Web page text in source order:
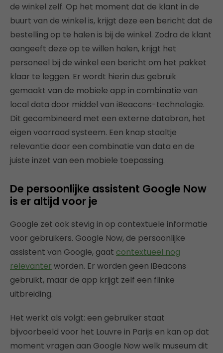
de winkel zelf. Op het moment dat de klant in de
buurt van de winkel is, krijgt deze een bericht dat de
bestelling op te halen is bij de winkel. Zodra de klant
aangeeft deze op te willen halen, krijgt het
personeel bij de winkel een bericht om het pakket
klaar te leggen. Er wordt hierin dus gebruik
gemaakt van de mobiele app in combinatie van
local data door middel van iBeacons-technologie.
Dit gecombineerd met een externe databron, het
eigen voorraad systeem. Een knap staaltje
relevantie door een combinatie van data en de
juiste inzet van een mobiele toepassing.
De persoonlijke assistent Google Now
is er altijd voor je
Google zet ook stevig in op contextuele informatie
voor gebruikers. Google Now, de persoonlijke
assistent van Google, gaat contextueel nog
relevanter worden. Er worden geen iBeacons
gebruikt, maar de app krijgt zelf een flinke
uitbreiding.
Het werkt als volgt: een gebruiker staat
bijvoorbeeld voor het Louvre in Parijs en kan op dat
moment vragen aan Google Now welk museum dit